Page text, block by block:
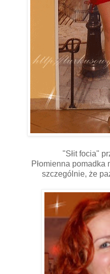
"Słit focia"
Płomienna pomadka
szczególnie, że